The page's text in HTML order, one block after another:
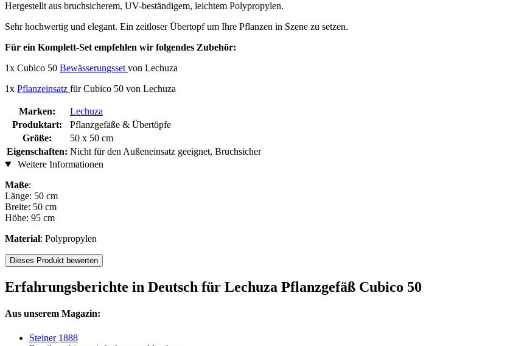
Hergestellt aus bruchsicherem, UV-beständigem, leichtem Polypropylen.
Sehr hochwertig und elegant. Ein zeitloser Übertopf um Ihre Pflanzen in Szene zu setzen.
Für ein Komplett-Set empfehlen wir folgendes Zubehör:
1x Cubico 50 Bewässerungsset von Lechuza
1x Pflanzeinsatz für Cubico 50 von Lechuza
Marken:
Lechuza
Produktart:
Pflanzgefäße & Übertöpfe
Größe:
50 x 50 cm
Eigenschaften: Nicht für den Außeneinsatz geeignet, Bruchsicher
Weitere Informationen
Maße:
Länge: 50 cm
Breite: 50 cm
Höhe: 95 cm
Material: Polypropylen
Dieses Produkt bewerten
Erfahrungsberichte in Deutsch für Lechuza Pflanzgefäß Cubico 50
Aus unserem Magazin:
Steiner 1888